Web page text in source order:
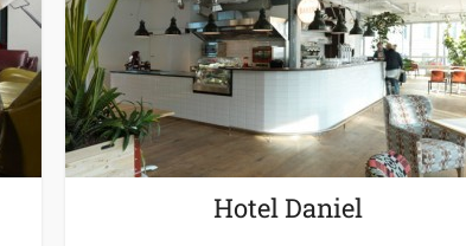
Hotel Daniel